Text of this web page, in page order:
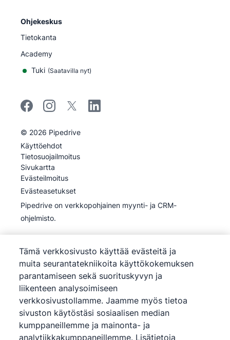
Ohjekeskus
Tietokanta
Academy
Tuki (Saatavilla nyt)
© 2026 Pipedrive
Pipedrive
Käyttöehdot
Pipedrive
Tietosuojailmoitus
Sivukartta
Evästeilmoitus
Evästeasetukset
Pipedrive on verkkopohjainen myynti- ja CRM-
ohjelmisto.
Tämä verkkosivusto käyttää evästeitä ja
muita seurantatekniikoita käyttökokemuksen
parantamiseen sekä suorituskyvyn ja
liikenteen analysoimiseen
verkkosivustollamme. Jaamme myös tietoa
sivuston käytöstäsi sosiaalisen median
kumppaneillemme ja mainonta- ja
analytiikkakumppaneillemme. Lisätietoja